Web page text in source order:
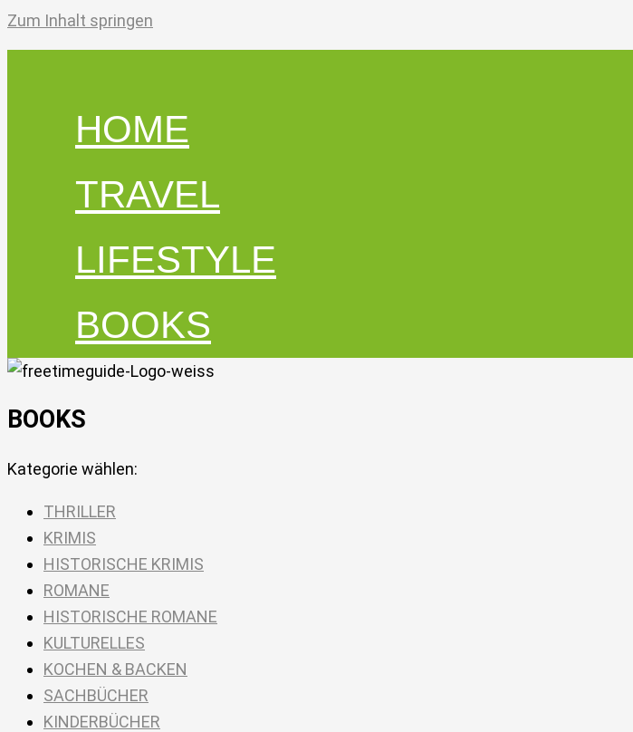
Zum Inhalt springen
HOME
TRAVEL
LIFESTYLE
BOOKS
BOOKS
Kategorie wählen:
THRILLER
KRIMIS
HISTORISCHE KRIMIS
ROMANE
HISTORISCHE ROMANE
KULTURELLES
KOCHEN & BACKEN
SACHBÜCHER
KINDERBÜCHER